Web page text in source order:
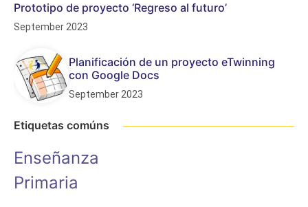
Prototipo de proyecto ‘Regreso al futuro’
September 2023
Planificación de un proyecto eTwinning
con Google Docs
September 2023
Etiquetas comúns
Enseñanza
Primaria